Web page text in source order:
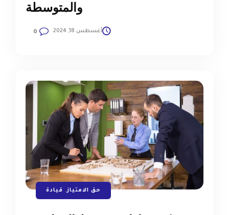
والمتوسطة
أغسطس 18, 2024 0
حق الامتياز, قيادة